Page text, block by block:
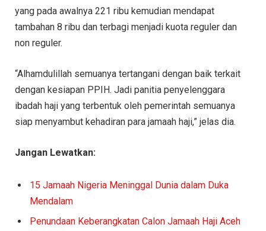
yang pada awalnya 221 ribu kemudian mendapat
tambahan 8 ribu dan terbagi menjadi kuota reguler dan
non reguler.
“Alhamdulillah semuanya tertangani dengan baik terkait
dengan kesiapan PPIH. Jadi panitia penyelenggara
ibadah haji yang terbentuk oleh pemerintah semuanya
siap menyambut kehadiran para jamaah haji,” jelas dia.
Jangan Lewatkan:
15 Jamaah Nigeria Meninggal Dunia dalam Duka
Mendalam
Penundaan Keberangkatan Calon Jamaah Haji Aceh